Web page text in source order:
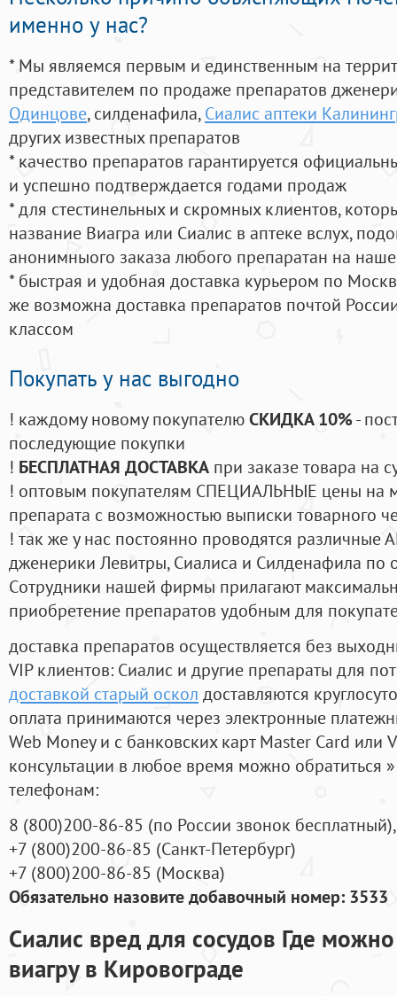
именно у нас?
* Мы являемся первым и единственным на
представителем по продаже препаратов
Одинцове, силденафила, Сиалис аптеки
других известных препаратов
* качество препаратов гарантируется
и успешно подтверждается годами продаж
* для стестинельных и скромных клиентов,
название Виагра или Сиалис в аптеке вслух,
анонимныого заказа любого препаратан на
* быстрая и удобная доставка курьером по
же возможна доставка препаратов почтой
классом
Покупать у нас выгодно
! каждому новому покупателюСКИДКА 10%-
последующие покупки
! БЕСПЛАТНАЯ ДОСТАВКА при заказе товара на
! оптовым покупателям СПЕЦИАЛЬНЫЕ цены на
препарата с возможностью выписки товарного
! так же у нас постоянно проводятся
дженерики Левитры, Сиалиса и Силденафила по
Cотрудники нашей фирмы прилагают
приобретение препаратов удобным для
доставка препаратов осуществляется без
VIP клиентов: Сиалис и другие препараты для
доставкой старый оскол доставляются
оплата принимаются через электронные
Web Money и с банковских карт Master Card или
консультации в любое время можно обратиться
телефонам:
8 (800)200-86-85 (по России звонок бесплатный),
+7 (800)200-86-85 (Санкт-Петербург)
+7 (800)200-86-85 (Москва)
Обязательно назовите добавочный номер: 3533
Сиалис вред для сосудов Где
виагру в Кировограде